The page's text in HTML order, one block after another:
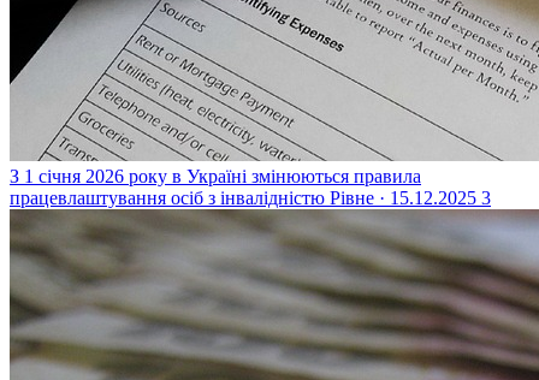
З 1 січня 2026 року в Україні змінюються правила
працевлаштування осіб з інвалідністю Рівне · 15.12.2025 3